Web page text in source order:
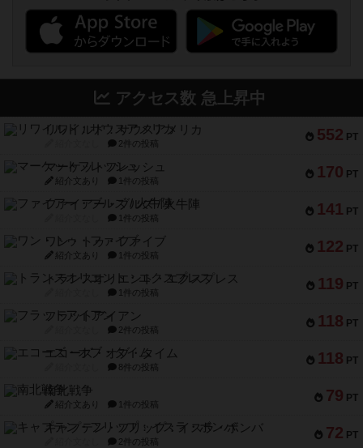
アクセス数 急上昇中
552 PT
リワイルド：サウスアメリカ
2件の投稿
170 PT
マーケットフレッシュ
紹介文あり 1件の投稿
141 PT
ファイアー・ブルズ / 火牛陣
1件の投稿
122 PT
ワン・トゥ・ファイブ
紹介文あり 1件の投稿
119 PT
トランスオリエント・エクスプレス
1件の投稿
118 PT
フラットアイアン
2件の投稿
118 PT
エコーズ・オブ・タイム
8件の投稿
79 PT
南北戦争
紹介文あり 1件の投稿
72 PT
キャプテン・フリップ：イスラ・ボンバ
2件の投稿